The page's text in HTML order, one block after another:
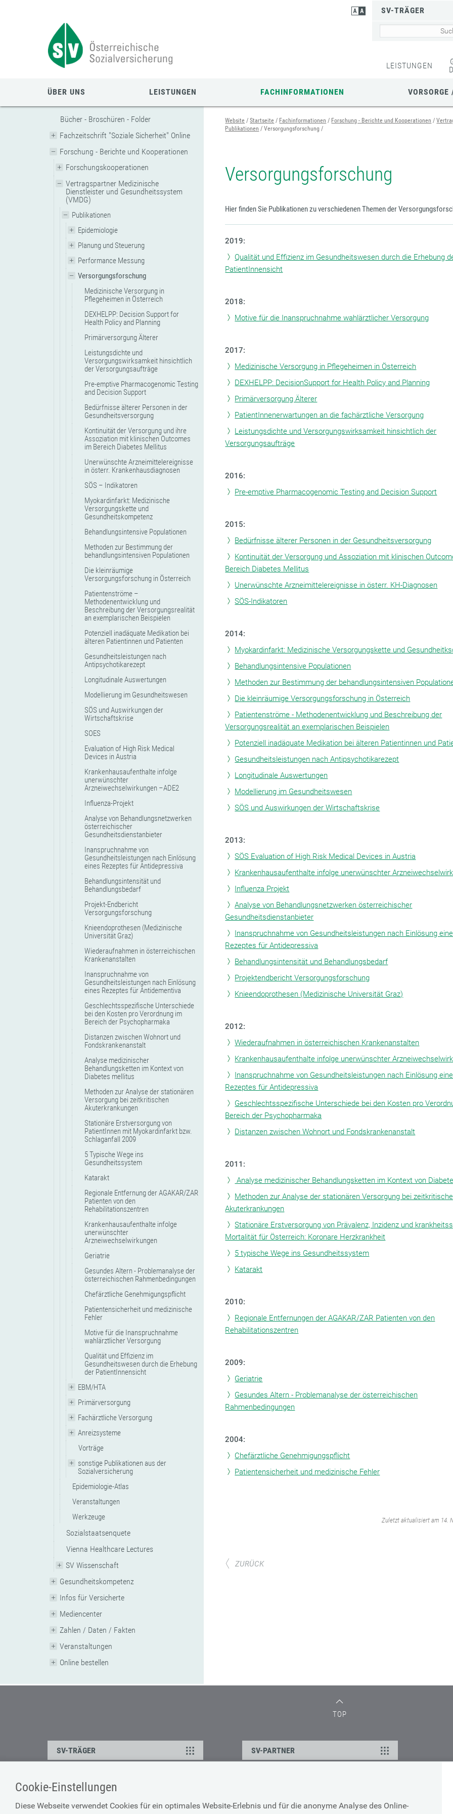
Cookie-Einstellungen
Diese Webseite verwendet Cookies für ein optimales Website-Erlebnis und für die anonyme Analyse des Online-
SV-TRÄGER
LEISTUNGEN
ÜBER UNS LEISTUNGEN FACHINFORMATIONEN VORSORGE
Bücher - Broschüren - Folder
Fachzeitschrift "Soziale Sicherheit" Online
Forschung - Berichte und Kooperationen
Forschungskooperationen
Vertragspartner Medizinische
Dienstleister und Gesundheitssystem
(VMDG)
Publikationen
Epidemiologie
Planung und Steuerung
Performance Messung
Versorgungsforschung
Medizinische Versorgung in
Pflegeheimen in Österreich
DEXHELPP: Decision Support for
Health Policy and Planning
Primärversorgung Älterer
Leistungsdichte und
Versorgungswirksamkeit hinsichtlich
der Versorgungsaufträge
Pre-emptive Pharmacogenomic Testing
and Decision Support
Bedürfnisse älterer Personen in der
Gesundheitsversorgung
Kontinuität der Versorgung und ihre
Assoziation mit klinischen Outcomes
im Bereich Diabetes Mellitus
Unerwünschte Arzneimittelereignisse
in österr. Krankenhausdiagnosen
SÖS – Indikatoren
Myokardinfarkt: Medizinische
Versorgungskette und
Gesundheitskompetenz
Behandlungsintensive Populationen
Methoden zur Bestimmung der
behandlungsintensiven Populationen
Die kleinräumige
Versorgungsforschung in Österreich
Patientenströme –
Methodenentwicklung und
Beschreibung der Versorgungsrealität
an exemplarischen Beispielen
Potenziell inadäquate Medikation bei
älteren Patientinnen und Patienten
Gesundheitsleistungen nach
Antipsychotikarezept
Longitudinale Auswertungen
Modellierung im Gesundheitswesen
SÖS und Auswirkungen der
Wirtschaftskrise
SOES
Evaluation of High Risk Medical
Devices in Austria
Krankenhausaufenthalte infolge
unerwünschter
Arzneiwechselwirkungen –ADE2
Influenza-Projekt
Analyse von Behandlungsnetzwerken
österreichischer
Gesundheitsdienstanbieter
Inanspruchnahme von
Gesundheitsleistungen nach Einlösung
eines Rezeptes für Antidepressiva
Behandlungsintensität und
Behandlungsbedarf
Projekt-Endbericht
Versorgungsforschung
Knieendoprothesen (Medizinische
Universität Graz)
Wiederaufnahmen in österreichischen
Krankenanstalten
Inanspruchnahme von
Gesundheitsleistungen nach Einlösung
eines Rezeptes für Antidementiva
Geschlechtsspezifische Unterschiede
bei den Kosten pro Verordnung im
Bereich der Psychopharmaka
Distanzen zwischen Wohnort und
Fondskrankenanstalt
Analyse medizinischer
Behandlungsketten im Kontext von
Diabetes mellitus
Methoden zur Analyse der stationären
Versorgung bei zeitkritischen
Akuterkrankungen
Stationäre Erstversorgung von
PatientInnen mit Myokardinfarkt bzw.
Schlaganfall 2009
5 Typische Wege ins
Gesundheitssystem
Katarakt
Regionale Entfernung der AGAKAR/ZAR
Patienten von den
Rehabilitationszentren
Krankenhausaufenthalte infolge
unerwünschter
Arzneiwechselwirkungen
Geriatrie
Gesundes Altern - Problemanalyse der
österreichischen Rahmenbedingungen
Chefärztliche Genehmigungspflicht
Patientensicherheit und medizinische
Fehler
Motive für die Inanspruchnahme
wahlärztlicher Versorgung
Qualität und Effizienz im
Gesundheitswesen durch die Erhebung
der PatientInnensicht
EBM/HTA
Primärversorgung
Fachärztliche Versorgung
Anreizsysteme
Vorträge
sonstige Publikationen aus der
Sozialversicherung
Epidemiologie-Atlas
Veranstaltungen
Werkzeuge
Sozialstaatsenquete
Vienna Healthcare Lectures
SV Wissenschaft
Gesundheitskompetenz
Infos für Versicherte
Mediencenter
Zahlen / Daten / Fakten
Veranstaltungen
Online bestellen
Website Startseite Fachinformationen Forschung - Berichte und Kooperationen
Publikationen
Versorgungsforschung
Versorgungsforschung
Hier finden Sie Publikationen zu verschiedenen Themen der
2019:
Qualität und Effizienz im Gesundheitswesen durch die Erhebung
PatientInnensicht
2018:
Motive für die Inanspruchnahme wahlärztlicher Versorgung
2017:
Medizinische Versorgung in Pflegeheimen in Österreich
DEXHELPP: DecisionSupport for Health Policy and Planning
Primärversorgung Älterer
PatientInnenerwartungen an die fachärztliche Versorgung
Leistungsdichte und Versorgungswirksamkeit hinsichtlich der
Versorgungsaufträge
2016:
Pre-emptive Pharmacogenomic Testing and Decision Support
2015:
Bedürfnisse älterer Personen in der Gesundheitsversorgung
Kontinuität der Versorgung und Assoziation mit klinischen
Bereich Diabetes Mellitus
Unerwünschte Arzneimittelereignisse in österr. KH-Diagnosen
SÖS-Indikatoren
2014:
Myokardinfarkt: Medizinische Versorgungskette und
Behandlungsintensive Populationen
Methoden zur Bestimmung der behandlungsintensiven
Die kleinräumige Versorgungsforschung in Österreich
Patientenströme - Methodenentwicklung und Beschreibung der
Versorgungsrealität an exemplarischen Beispielen
Potenziell inadäquate Medikation bei älteren Patientinnen und
Gesundheitsleistungen nach Antipsychotikarezept
Longitudinale Auswertungen
Modellierung im Gesundheitswesen
SÖS und Auswirkungen der Wirtschaftskrise
2013:
SÖS Evaluation of High Risk Medical Devices in Austria
Krankenhausaufenthalte infolge unerwünschter
Influenza Projekt
Analyse von Behandlungsnetzwerken österreichischer
Gesundheitsdienstanbieter
Inanspruchnahme von Gesundheitsleistungen nach Einlösung
Rezeptes für Antidepressiva
Behandlungsintensität und Behandlungsbedarf
Projektendbericht Versorgungsforschung
Knieendoprothesen (Medizinische Universität Graz)
2012:
Wiederaufnahmen in österreichischen Krankenanstalten
Krankenhausaufenthalte infolge unerwünschter
Inanspruchnahme von Gesundheitsleistungen nach Einlösung
Rezeptes für Antidepressiva
Geschlechtsspezifische Unterschiede bei den Kosten pro
Bereich der Psychopharmaka
Distanzen zwischen Wohnort und Fondskrankenanstalt
2011:
Analyse medizinischer Behandlungsketten im Kontext von
Methoden zur Analyse der stationären Versorgung bei
Akuterkrankungen
Stationäre Erstversorgung von Prävalenz, Inzidenz und
Mortalität für Österreich: Koronare Herzkrankheit
5 typische Wege ins Gesundheitssystem
Katarakt
2010:
Regionale Entfernungen der AGAKAR/ZAR Patienten von den
Rehabilitationszentren
2009:
Geriatrie
Gesundes Altern - Problemanalyse der österreichischen
Rahmenbedingungen
2004:
Chefärztliche Genehmigungspflicht
Patientensicherheit und medizinische Fehler
‌Zuletzt aktualisiert am 14.
ZURÜCK
TOP
SV-TRÄGER SV-PARTNER
ÜBER UNS
Kontakt Barrierefreiheitserklärung Cookie-Erklärung